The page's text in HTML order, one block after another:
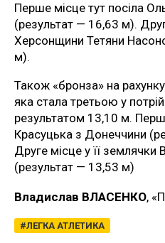
Перше місце тут посіла
(результат — 16,63 м).
Херсонщини Тетяни
м).
Також «бронза» на
яка стала третьою у
результатом 13,10 м.
Красуцька з Донеччини
Друге місце у її землячки
(результат — 13,53 м)
Владислав ВЛАСЕНКО,
ЛЕГКА АТЛЕТИКА